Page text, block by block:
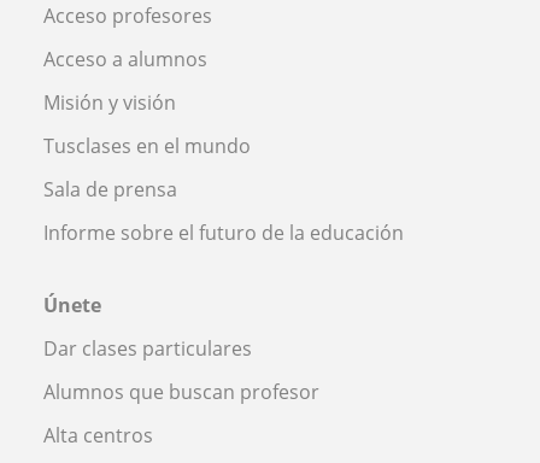
Acceso profesores
Acceso a alumnos
Misión y visión
Tusclases en el mundo
Sala de prensa
Informe sobre el futuro de la educación
Únete
Dar clases particulares
Alumnos que buscan profesor
Alta centros